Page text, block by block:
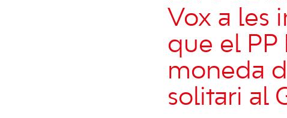
Vox a les
que el PP
moneda
solitari al